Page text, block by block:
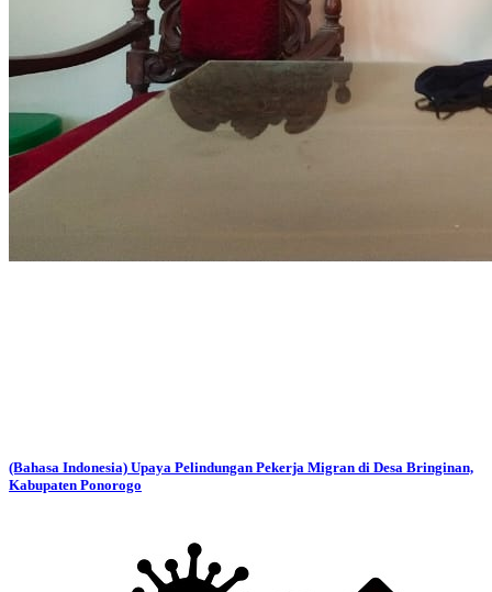
(Bahasa Indonesia) Upaya Pelindungan Pekerja Migran di Desa Bringinan,
Kabupaten Ponorogo